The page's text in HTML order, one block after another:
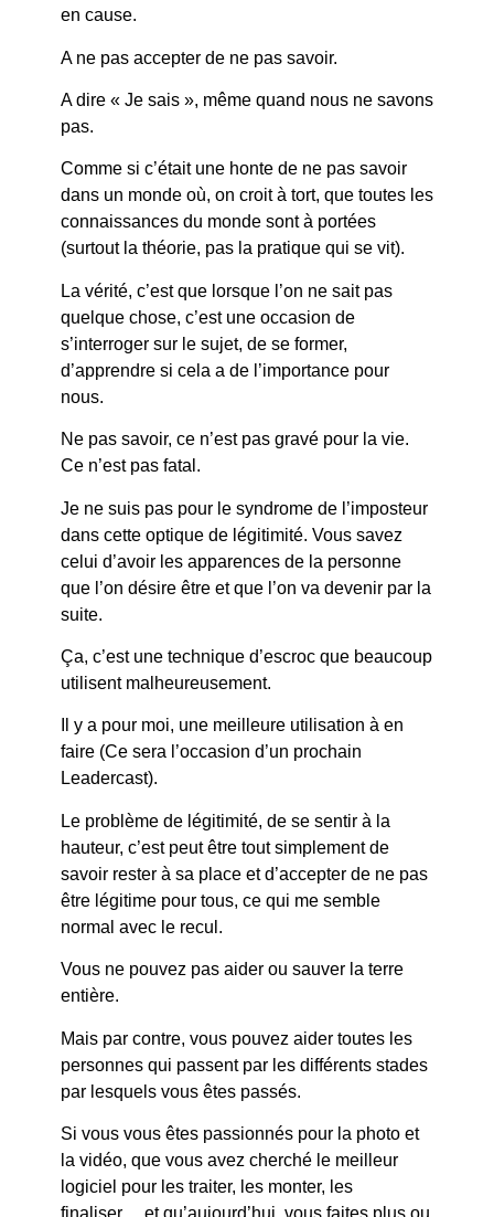
en cause.
A ne pas accepter de ne pas savoir.
A dire « Je sais », même quand nous ne savons
pas.
Comme si c’était une honte de ne pas savoir
dans un monde où, on croit à tort, que toutes les
connaissances du monde sont à portées
(surtout la théorie, pas la pratique qui se vit).
La vérité, c’est que lorsque l’on ne sait pas
quelque chose, c’est une occasion de
s’interroger sur le sujet, de se former,
d’apprendre si cela a de l’importance pour
nous.
Ne pas savoir, ce n’est pas gravé pour la vie.
Ce n’est pas fatal.
Je ne suis pas pour le syndrome de l’imposteur
dans cette optique de légitimité. Vous savez
celui d’avoir les apparences de la personne
que l’on désire être et que l’on va devenir par la
suite.
Ça, c’est une technique d’escroc que beaucoup
utilisent malheureusement.
Il y a pour moi, une meilleure utilisation à en
faire (Ce sera l’occasion d’un prochain
Leadercast).
Le problème de légitimité, de se sentir à la
hauteur, c’est peut être tout simplement de
savoir rester à sa place et d’accepter de ne pas
être légitime pour tous, ce qui me semble
normal avec le recul.
Vous ne pouvez pas aider ou sauver la terre
entière.
Mais par contre, vous pouvez aider toutes les
personnes qui passent par les différents stades
par lesquels vous êtes passés.
Si vous vous êtes passionnés pour la photo et
la vidéo, que vous avez cherché le meilleur
logiciel pour les traiter, les monter, les
finaliser… et qu’aujourd’hui, vous faites plus ou